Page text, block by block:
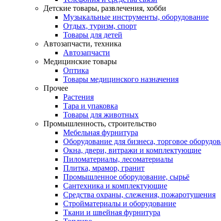
Детские товары, развлечения, хобби
Музыкальные инструменты, оборудование
Отдых, туризм, спорт
Товары для детей
Автозапчасти, техника
Автозапчасти
Медицинские товары
Оптика
Товары медицинского назначения
Прочее
Растения
Тара и упаковка
Товары для животных
Промышленность, строительство
Мебельная фурнитура
Оборудование для бизнеса, торговое
Окна, двери, витражи и комплектующие
Пиломатериалы, лесоматериалы
Плитка, мрамор, гранит
Промышленное оборудование, сырьё
Сантехника и комплектующие
Средства охраны, слежения, пожаротушения
Стройматериалы и оборудование
Ткани и швейная фурнитура